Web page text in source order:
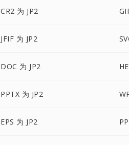
CR2 为 JP2
JFIF 为 JP2
DOC 为 JP2
PPTX 为 JP2
EPS 为 JP2